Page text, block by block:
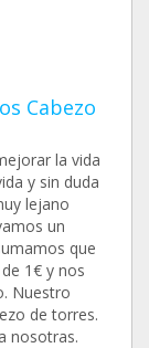
Cabezo
la vida
y sin duda
lejano
un
que
1€ y nos
Nuestro
de torres.
nosotras.